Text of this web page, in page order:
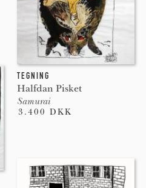
TEGNING
Halfdan Pisket
Samurai
3.400 DKK